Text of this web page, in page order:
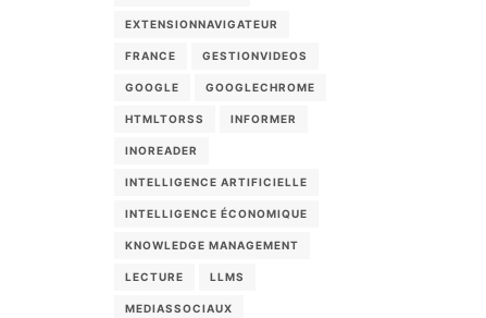
EXTENSIONNAVIGATEUR
FRANCE GESTIONVIDEOS
GOOGLE GOOGLECHROME
HTMLTORSS INFORMER
INOREADER
INTELLIGENCE ARTIFICIELLE
INTELLIGENCE ÉCONOMIQUE
KNOWLEDGE MANAGEMENT
LECTURE LLMS
MEDIASSOCIAUX